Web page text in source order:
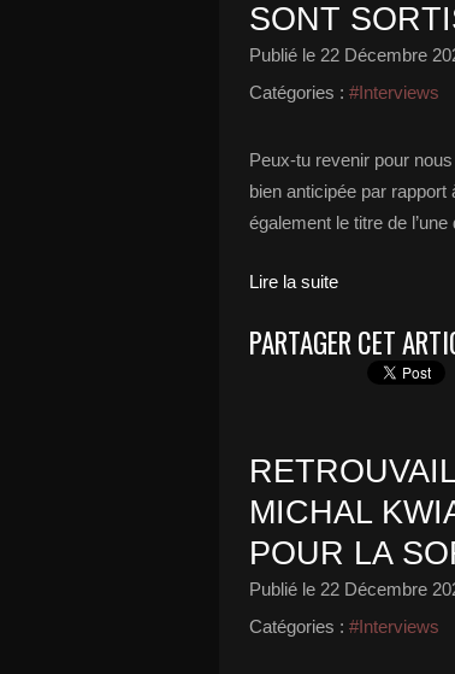
SONT
Publié le 22 Décembre
Catégories : #Interviews
Peux-tu revenir pour
bien anticipée par rapport
également le titre de
Lire la suite
PARTAGER CET
MICHAL
POUR LA
Publié le 22 Décembre
Catégories : #Interviews